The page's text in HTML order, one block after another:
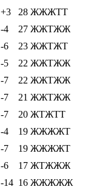
+3 28 ЖЖЖТТ
-4 27 ЖЖТЖЖ
-6 23 ЖЖТЖТ
-5 22 ЖЖТЖЖ
-7 22 ЖЖТЖЖ
-7 21 ЖЖТЖЖ
-7 20 ЖТЖТТ
-4 19 ЖЖЖЖТ
-7 19 ЖЖЖЖТ
-6 17 ЖТЖЖЖ
-14 16 ЖЖЖЖЖ